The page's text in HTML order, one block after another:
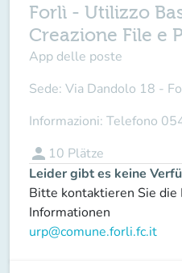
Forlì - Utilizzo
Creazione File e
App delle poste
Sede: Via Dandolo 18 -
Informazioni: Telefono
person 10 Plätze
Leider gibt es keine
Bitte kontaktieren Sie
Informationen
urp@comune.forli.fc.it